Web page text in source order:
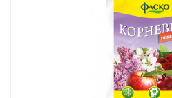
zakaz@topcvetok.ru